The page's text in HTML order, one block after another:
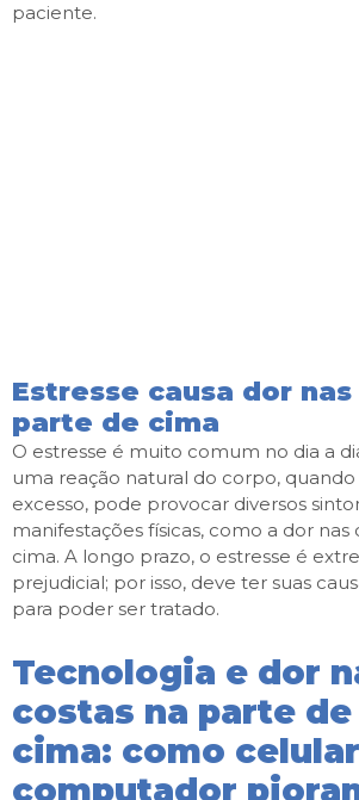
paciente.
Estresse causa dor
parte de cima
O estresse é muito comum no dia a
uma reação natural do corpo,
excesso, pode provocar diversos
manifestações físicas, como a dor
cima. A longo prazo, o estresse é
prejudicial; por isso, deve ter suas
para poder ser tratado.
Tecnologia e dor
costas na parte de
cima: como
computador